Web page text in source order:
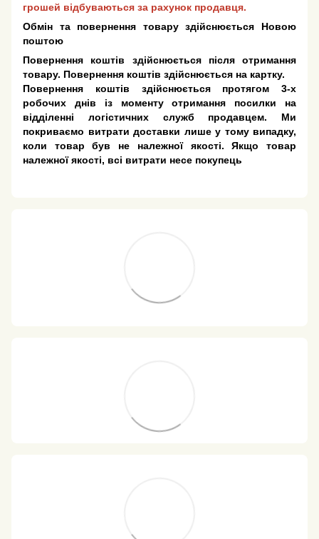
грошей відбуваються за рахунок продавця.
Обмін та повернення товару здійснюється Новою
поштою
Повернення коштів здійснюється після отримання
товару. Повернення коштів здійснюється на картку.
Повернення коштів здійснюється протягом 3-х
робочих днів із моменту отримання посилки на
відділенні логістичних служб продавцем. Ми
покриваємо витрати доставки лише у тому випадку,
коли товар був не належної якості. Якщо товар
належної якості, всі витрати несе покупець